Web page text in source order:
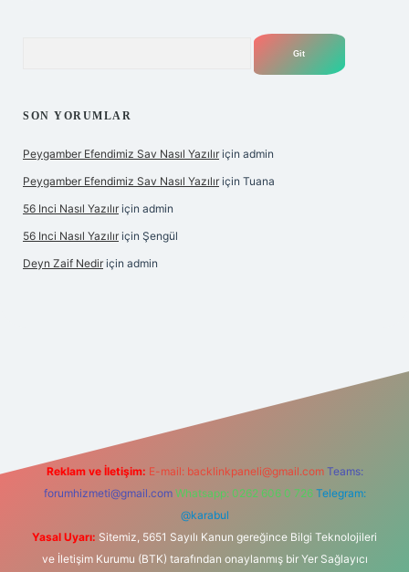
SON YORUMLAR
Peygamber Efendimiz Sav Nasıl Yazılır için admin
Peygamber Efendimiz Sav Nasıl Yazılır için Tuana
56 Inci Nasıl Yazılır için admin
56 Inci Nasıl Yazılır için Şengül
Deyn Zaif Nedir için admin
Reklam ve İletişim: E-mail: backlinkpaneli@gmail.com Teams:
forumhizmeti@gmail.com Whatsapp: 0262 606 0 726 Telegram:
@karabul
Yasal Uyarı: Sitemiz, 5651 Sayılı Kanun gereğince Bilgi Teknolojileri
ve İletişim Kurumu (BTK) tarafından onaylanmış bir Yer Sağlayıcı